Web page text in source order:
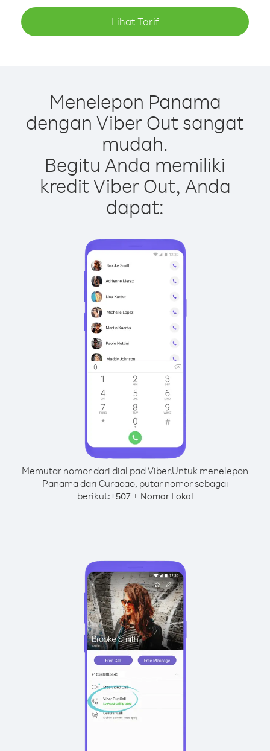
Lihat Tarif
Menelepon Panama
dengan Viber Out sangat
mudah.
Begitu Anda memiliki
kredit Viber Out, Anda
dapat:
Memutar nomor dari dial pad Viber.Untuk menelepon
Panama dari Curacao, putar nomor sebagai
berikut:+507+ Nomor Lokal